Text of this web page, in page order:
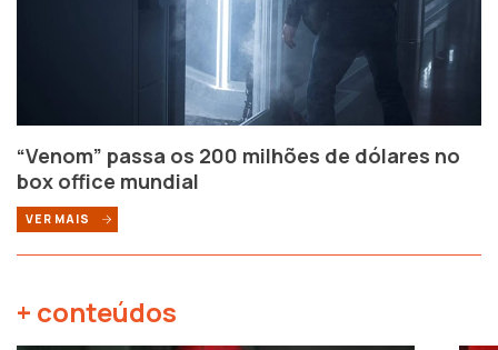
“Venom” passa os 200 milhões de dólares no
box office mundial
VER MAIS
+ conteúdos